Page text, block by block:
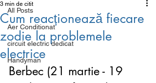
All Posts
Aer Conditionat
circuit electric dedicat
Handyman
Cum reacționează fiecare
zodie la problemele
electrice
3 min de citit
Berbec (21 martie - 19